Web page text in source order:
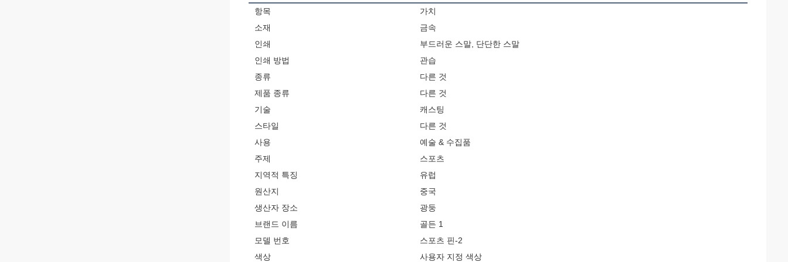
항목
가치
소재
금속
인쇄
부드러운 스말, 단단한 스말
인쇄 방법
관습
종류
다른 것
제품 종류
다른 것
기술
캐스팅
스타일
다른 것
사용
예술 & 수집품
주제
스포츠
지역적 특징
유럽
원산지
중국
생산자 장소
광둥
브랜드 이름
골든 1
모델 번호
스포츠 핀-2
색상
사용자 지정 색상